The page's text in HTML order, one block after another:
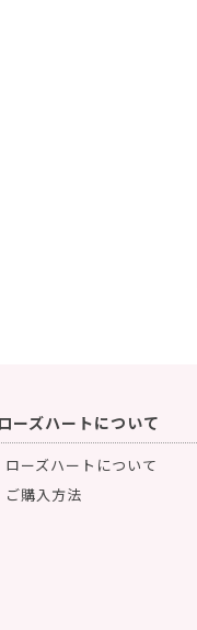
ローズハートについて
ローズハートについて
ご購入方法